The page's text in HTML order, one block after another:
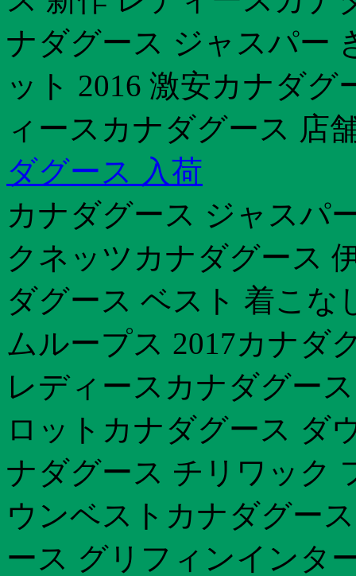
ナダグース ジャスパー
ット 2016 激安カナダ
ィースカナダグース 店
ダグース 入荷
カナダグース ジャスパ
クネッツカナダグース
ダグース ベスト 着こな
ムループス 2017カナダ
レディースカナダグー
ロットカナダグース ダ
ナダグース チリワック
ウンベストカナダグー
ース グリフィンインタ